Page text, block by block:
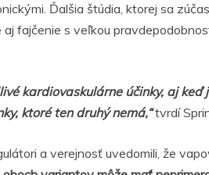
Ďalšia štúdia, ktorej sa
fajčenie s veľkou
kardiovaskulárne účinky, aj keď
ktoré ten druhý nemá,“tvrdí
a verejnosť uvedomili, že